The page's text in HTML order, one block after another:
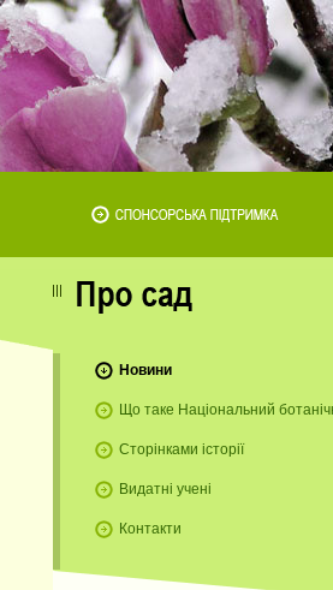
Новини
Що таке Національний
Сторінками історії
Видатні учені
Контакти